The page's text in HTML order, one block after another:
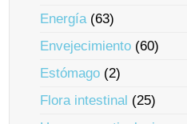
Energía(63)
Envejecimiento (60)
Estómago (2)
Flora intestinal (25)